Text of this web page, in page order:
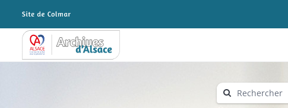
Archives Alsace - Colmar